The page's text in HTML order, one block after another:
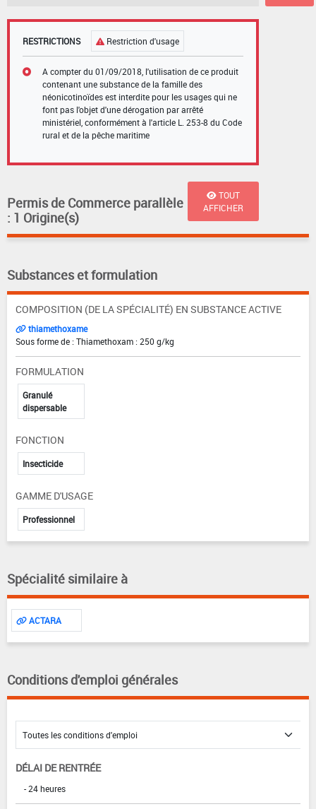
RESTRICTIONS Restriction d'usage
A compter du 01/09/2018, l'utilisation de ce produit
contenant une substance de la famille des
néonicotinoïdes est interdite pour les usages qui ne
font pas l'objet d'une dérogation par arrêté
ministériel, conformément à l'article L. 253-8 du Code
rural et de la pêche maritime
Permis de Commerce parallèle
: 1 Origine(s)
TOUT
AFFICHER
Substances et formulation
COMPOSITION (DE LA SPÉCIALITÉ) EN SUBSTANCE ACTIVE
thiamethoxame
Sous forme de : Thiamethoxam : 250 g/kg
FORMULATION
Granulé
dispersable
FONCTION
Insecticide
GAMME D'USAGE
Professionnel
Spécialité similaire à
ACTARA
Conditions d'emploi générales
DÉLAI DE RENTRÉE
- 24 heures